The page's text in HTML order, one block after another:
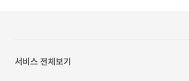
서비스 전체보기